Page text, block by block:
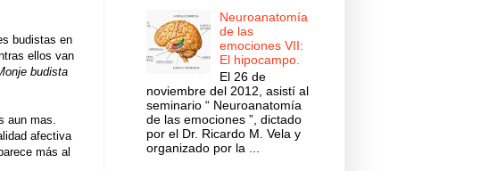
budistas en
ellos van
budista
aun mas.
afectiva
más al
Neuroanatomía
de las
emociones VII:
El hipocampo.
El 26 de
noviembre del 2012, asistí al
seminario “ Neuroanatomía
de las emociones ”, dictado
por el Dr. Ricardo M. Vela y
organizado por la ...